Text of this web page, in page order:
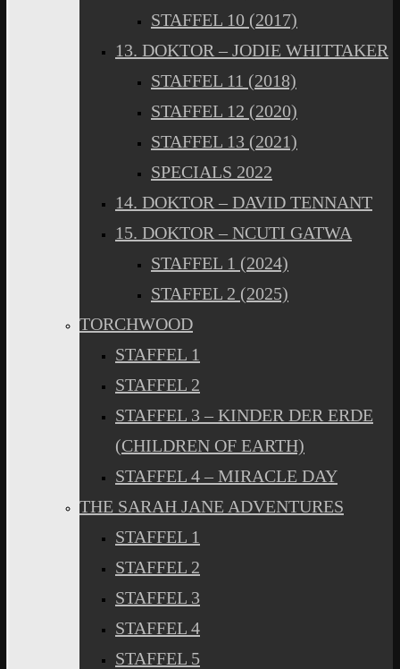
STAFFEL 10 (2017)
13. DOKTOR – JODIE WHITTAKER
STAFFEL 11 (2018)
STAFFEL 12 (2020)
STAFFEL 13 (2021)
SPECIALS 2022
14. DOKTOR – DAVID TENNANT
15. DOKTOR – NCUTI GATWA
STAFFEL 1 (2024)
STAFFEL 2 (2025)
TORCHWOOD
STAFFEL 1
STAFFEL 2
STAFFEL 3 – KINDER DER ERDE
(CHILDREN OF EARTH)
STAFFEL 4 – MIRACLE DAY
THE SARAH JANE ADVENTURES
STAFFEL 1
STAFFEL 2
STAFFEL 3
STAFFEL 4
STAFFEL 5